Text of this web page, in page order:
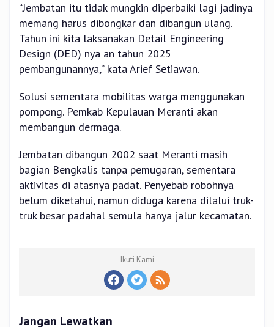
“Jembatan itu tidak mungkin diperbaiki lagi jadinya
memang harus dibongkar dan dibangun ulang.
Tahun ini kita laksanakan Detail Engineering
Design (DED) nya an tahun 2025
pembangunannya,” kata Arief Setiawan.
Solusi sementara mobilitas warga menggunakan
pompong. Pemkab Kepulauan Meranti akan
membangun dermaga.
Jembatan dibangun 2002 saat Meranti masih
bagian Bengkalis tanpa pemugaran, sementara
aktivitas di atasnya padat. Penyebab robohnya
belum diketahui, namun diduga karena dilalui truk-
truk besar padahal semula hanya jalur kecamatan.
Ikuti Kami
Jangan Lewatkan